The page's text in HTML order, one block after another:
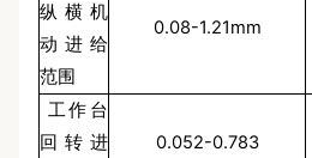
纵横机
动进给
范围
0.08-1.21mm
工作台
回转进
0.052-0.783